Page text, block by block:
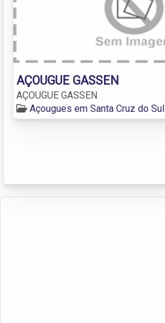
AÇOUGUE GASSEN
AÇOUGUE GASSEN
Açougues em Santa Cruz do Sul